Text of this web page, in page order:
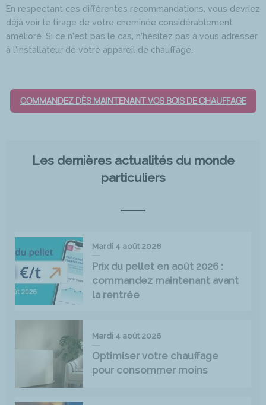
En respectant ces différentes recommandations, vous devriez
déjà voir le tirage de votre cheminée considérablement
amélioré. Si ce n’est pas le cas, n’hésitez pas à vous adresser
à l’installateur de votre appareil de chauffage.
COMMANDEZ DÈS MAINTENANT VOS BOIS DE CHAUFFAGE
Les dernières actualités du monde
particuliers
Mardi 4 août 2026
Prix du pellet en août 2026 :
commandez maintenant avant
la rentrée
Mardi 4 août 2026
Optimiser votre chauffage
pour consommer moins